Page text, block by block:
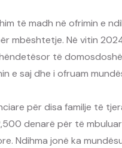
të madh në ofrimin e
mbështetje. Në vitin
të
e saj dhe i ofruam
për disa familje të
denarë për të
Ndihma jonë ka